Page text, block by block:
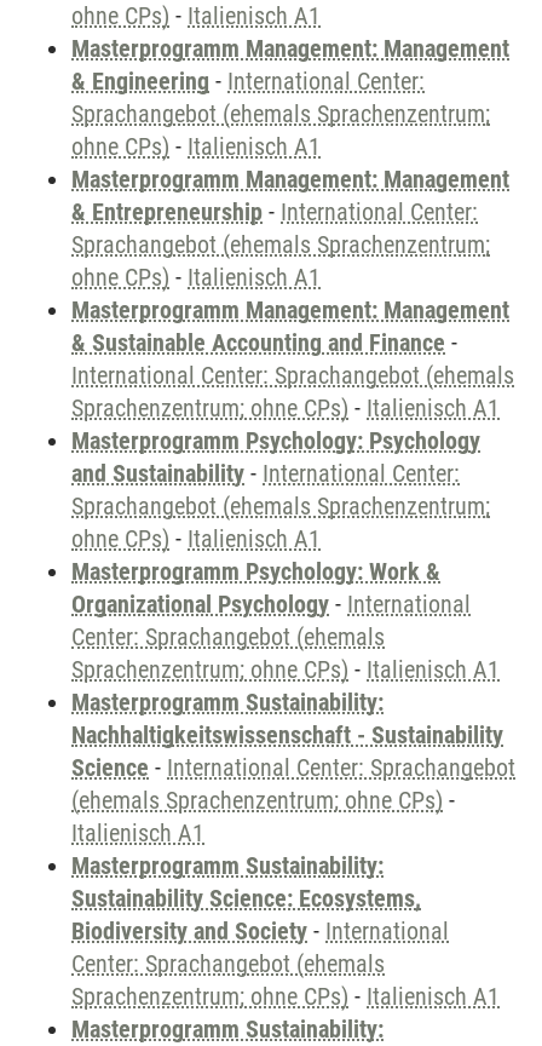
ohne CPs) - Italienisch A1
Masterprogramm Management: Management
& Engineering - International Center:
Sprachangebot (ehemals Sprachenzentrum;
ohne CPs) - Italienisch A1
Masterprogramm Management: Management
& Entrepreneurship - International Center:
Sprachangebot (ehemals Sprachenzentrum;
ohne CPs) - Italienisch A1
Masterprogramm Management: Management
& Sustainable Accounting and Finance -
International Center: Sprachangebot (ehemals
Sprachenzentrum; ohne CPs) - Italienisch A1
Masterprogramm Psychology: Psychology
and Sustainability - International Center:
Sprachangebot (ehemals Sprachenzentrum;
ohne CPs) - Italienisch A1
Masterprogramm Psychology: Work &
Organizational Psychology - International
Center: Sprachangebot (ehemals
Sprachenzentrum; ohne CPs) - Italienisch A1
Masterprogramm Sustainability:
Nachhaltigkeitswissenschaft - Sustainability
Science - International Center: Sprachangebot
(ehemals Sprachenzentrum; ohne CPs) -
Italienisch A1
Masterprogramm Sustainability:
Sustainability Science: Ecosystems,
Biodiversity and Society - International
Center: Sprachangebot (ehemals
Sprachenzentrum; ohne CPs) - Italienisch A1
Masterprogramm Sustainability: